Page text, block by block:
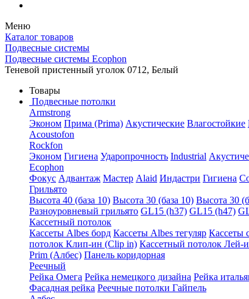
Меню
Каталог товаров
Подвесные системы
Подвесные системы Ecophon
Теневой пристенный уголок 0712, Белый
Товары
Подвесные потолки
Armstrong
Эконом Прима (Prima) Акустические Влагостойкие
Acoustofon
Rockfon
Эконом Гигиена Ударопрочность Industrial
Ecophon
Фокус Адвантаж Мастер Alaid Индастри Гигиена
Грильято
Высота 40 (база 10) Высота 30 (база 10) Высота 30
Разноуровневый грильято GL15 (h37) GL15 (h47)
Кассетный потолок
Кассеты Albes борд Кассеты Albes тегуляр Кассеты
потолок Клип-ин (Clip in) Кассетный потолок Лей-
Prim (Албес) Панель коридорная
Реечный
Рейка Омега Рейка немецкого дизайна Рейка
Фасадная рейка Реечные потолки Гайпель